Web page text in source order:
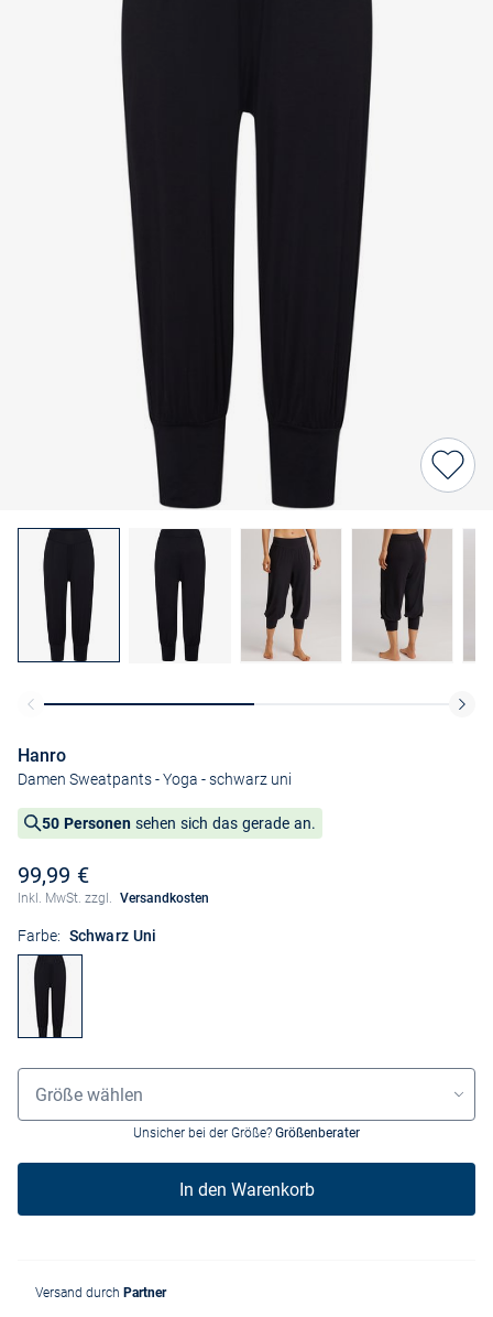
Hanro
Damen Sweatpants - Yoga - schwarz uni
50 Personen sehen sich das gerade an.
99,99 €
Inkl. MwSt. zzgl. Versandkosten
Farbe: Schwarz Uni
Größenauswahl
Größe wählen
Unsicher bei der Größe? Größenberater
In den Warenkorb
Versand durch Partner